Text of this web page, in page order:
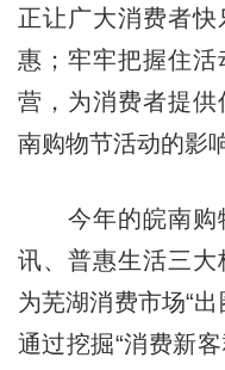
正让广大消费者
惠；牢牢把握住
营，为消费者提
南购物节活动的影
今年的皖南购
讯、普惠生活三
为芜湖消费市场“
通过挖掘“消费新客